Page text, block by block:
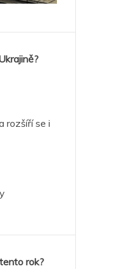
rozšíří se i
rok?